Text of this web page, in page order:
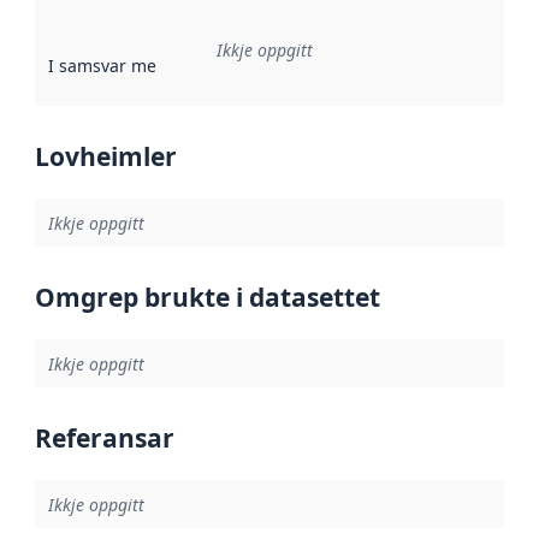
I samsvar med Referanse til ei implementeringsregel eller
Ikkje oppgitt
Lovheimler
Ikkje oppgitt
Omgrep brukte i datasettet
Ikkje oppgitt
Referansar
Ikkje oppgitt